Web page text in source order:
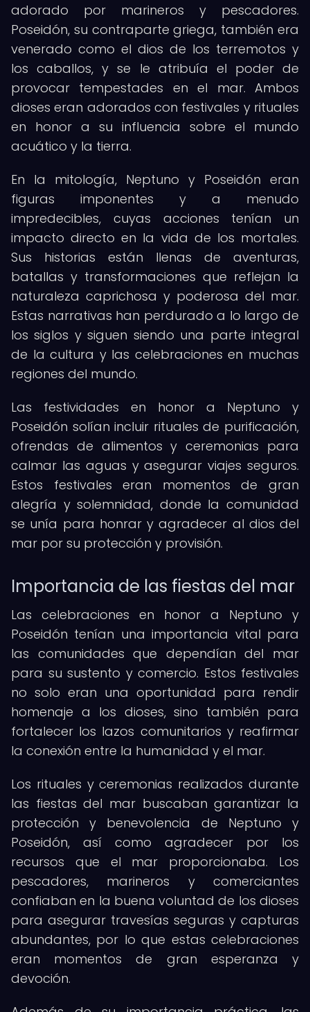
adorado por marineros y pescadores.
Poseidón, su contraparte griega, también era
venerado como el dios de los terremotos y
los caballos, y se le atribuía el poder de
provocar tempestades en el mar. Ambos
dioses eran adorados con festivales y rituales
en honor a su influencia sobre el mundo
acuático y la tierra.
En la mitología, Neptuno y Poseidón eran
figuras imponentes y a menudo
impredecibles, cuyas acciones tenían un
impacto directo en la vida de los mortales.
Sus historias están llenas de aventuras,
batallas y transformaciones que reflejan la
naturaleza caprichosa y poderosa del mar.
Estas narrativas han perdurado a lo largo de
los siglos y siguen siendo una parte integral
de la cultura y las celebraciones en muchas
regiones del mundo.
Las festividades en honor a Neptuno y
Poseidón solían incluir rituales de purificación,
ofrendas de alimentos y ceremonias para
calmar las aguas y asegurar viajes seguros.
Estos festivales eran momentos de gran
alegría y solemnidad, donde la comunidad
se unía para honrar y agradecer al dios del
mar por su protección y provisión.
Importancia de las fiestas del mar
Las celebraciones en honor a Neptuno y
Poseidón tenían una importancia vital para
las comunidades que dependían del mar
para su sustento y comercio. Estos festivales
no solo eran una oportunidad para rendir
homenaje a los dioses, sino también para
fortalecer los lazos comunitarios y reafirmar
la conexión entre la humanidad y el mar.
Los rituales y ceremonias realizados durante
las fiestas del mar buscaban garantizar la
protección y benevolencia de Neptuno y
Poseidón, así como agradecer por los
recursos que el mar proporcionaba. Los
pescadores, marineros y comerciantes
confiaban en la buena voluntad de los dioses
para asegurar travesías seguras y capturas
abundantes, por lo que estas celebraciones
eran momentos de gran esperanza y
devoción.